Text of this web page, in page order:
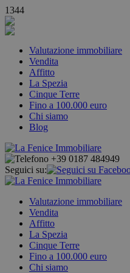
1344
Valutazione immobiliare
Vendita
Affitto
La Spezia
Cinque Terre
Fino a 100.000 euro
Chi siamo
Blog
+39 0187 484949
Seguici su:
Valutazione immobiliare
Vendita
Affitto
La Spezia
Cinque Terre
Fino a 100.000 euro
Chi siamo